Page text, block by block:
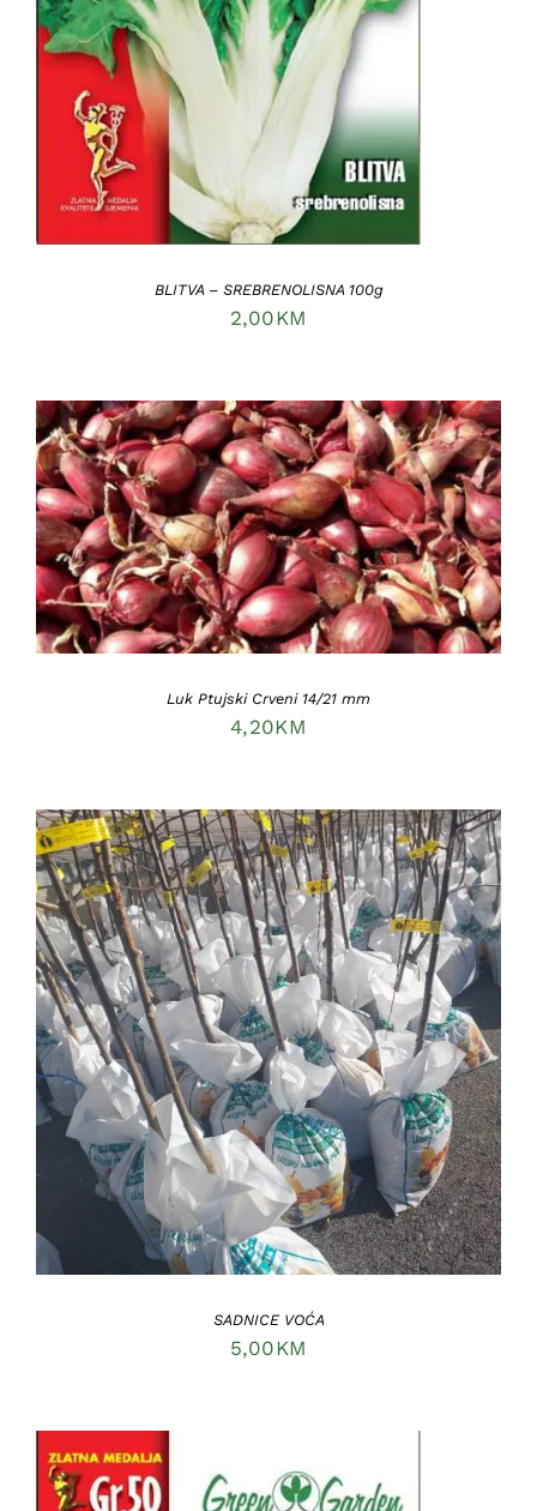
BLITVA – SREBRENOLISNA 100g
2,00KM
DODAJ U KORPU / DETAILS
Luk Ptujski Crveni 14/21 mm
4,20KM
DODAJ U KORPU / DETAILS
SADNICE VOĆA
5,00KM